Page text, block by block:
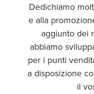
Dedichiamo
e alla
aggiunto dei
abbiamo
per i punti
a disposizione
il